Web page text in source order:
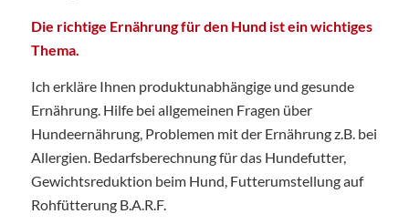
Die richtige Ernährung für den Hund ist ein wichtiges
Thema.
Ich erkläre Ihnen produktunabhängige und gesunde
Ernährung. Hilfe bei allgemeinen Fragen über
Hundeernährung, Problemen mit der Ernährung z.B. bei
Allergien. Bedarfsberechnung für das Hundefutter,
Gewichtsreduktion beim Hund, Futterumstellung auf
Rohfütterung B.A.R.F.